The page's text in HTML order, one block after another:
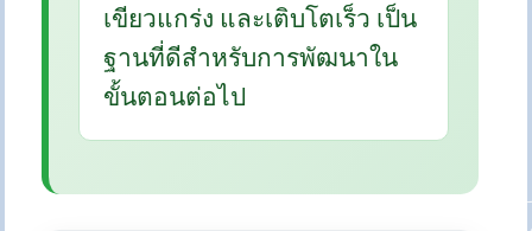
เขียวแกร่ง และเติบโตเร็ว เป็น
ฐานที่ดีสำหรับการพัฒนาใน
ขั้นตอนต่อไป